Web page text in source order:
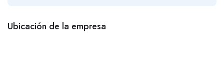
Ubicación de la empresa